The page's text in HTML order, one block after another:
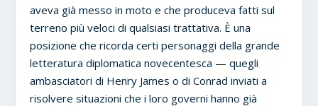
aveva già messo in moto e che produceva fatti sul
terreno più veloci di qualsiasi trattativa. È una
posizione che ricorda certi personaggi della grande
letteratura diplomatica novecentesca — quegli
ambasciatori di Henry James o di Conrad inviati a
risolvere situazioni che i loro governi hanno già